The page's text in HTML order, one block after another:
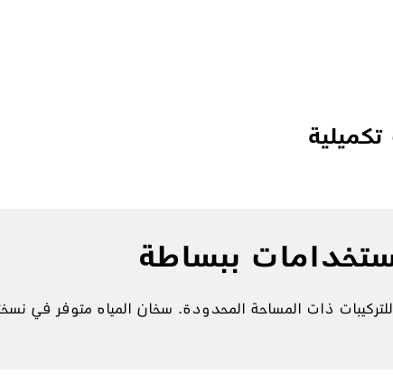
ببساطة
ذات المساحة المحدودة. سخان المياه متوفر في